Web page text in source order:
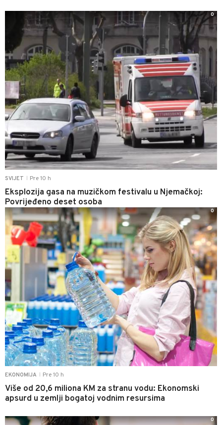
SVIJET Pre 10 h
Eksplozija gasa na muzičkom festivalu u Njemačkoj:
Povrijeđeno deset osoba
0
EKONOMIJA Pre 10 h
Više od 20,6 miliona KM za stranu vodu: Ekonomski
apsurd u zemlji bogatoj vodnim resursima
0
0